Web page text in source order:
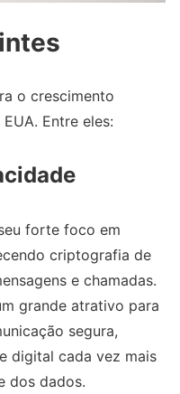
o crescimento
EUA. Entre eles:
forte foco em
criptografia de
e chamadas.
grande atrativo para
segura,
digital cada vez mais
dos dados.